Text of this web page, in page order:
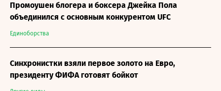
Единоборства
Промоушен блогера и боксера Джейка Пола
объединился с основным конкурентом UFC
Синхронистки взяли первое золото на Евро,
президенту ФИФА готовят бойкот